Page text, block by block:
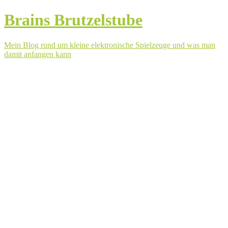
Brains Brutzelstube
Mein Blog rund um kleine elektronische Spielzeuge und was man
damit anfangen kann